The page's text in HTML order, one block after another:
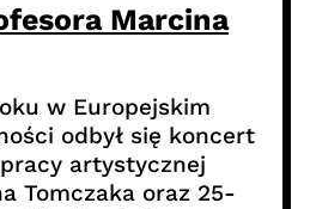
Marcina
w Europejskim
odbył się koncert
artystycznej
Tomczaka oraz 25-